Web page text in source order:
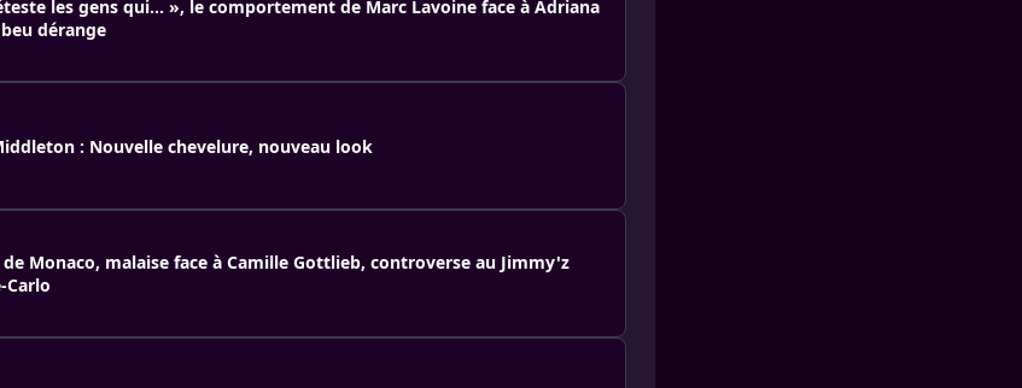
les gens qui... », le comportement de Marc Lavoine face à Adriana
dérange
: Nouvelle chevelure, nouveau look
Monaco, malaise face à Camille Gottlieb, controverse au Jimmy'z
Carlo